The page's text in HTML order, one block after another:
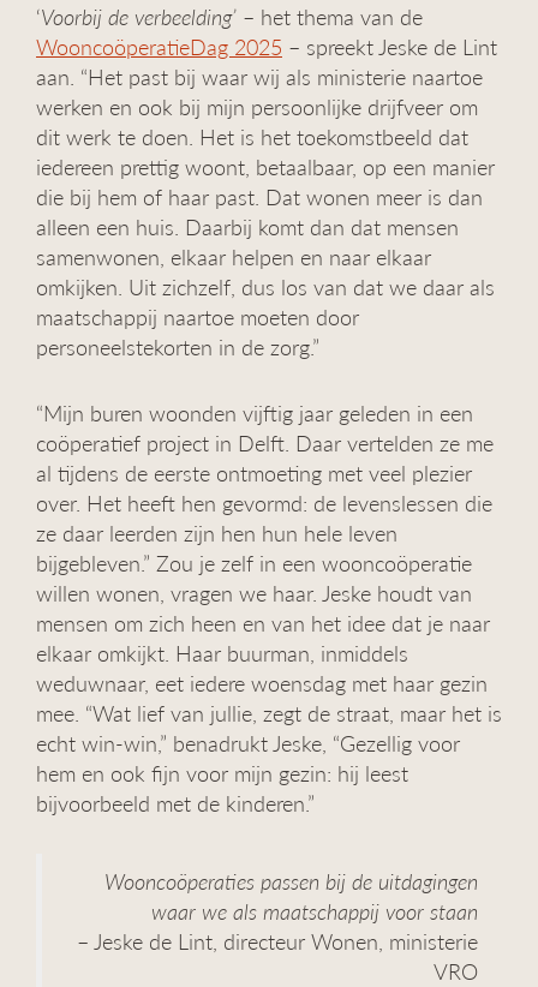
‘Voorbij de verbeelding’ – het thema van de
WooncoöperatieDag 2025 – spreekt Jeske de Lint
aan. “Het past bij waar wij als ministerie naartoe
werken en ook bij mijn persoonlijke drijfveer om
dit werk te doen. Het is het toekomstbeeld dat
iedereen prettig woont, betaalbaar, op een manier
die bij hem of haar past. Dat wonen meer is dan
alleen een huis. Daarbij komt dan dat mensen
samenwonen, elkaar helpen en naar elkaar
omkijken. Uit zichzelf, dus los van dat we daar als
maatschappij naartoe moeten door
personeelstekorten in de zorg.”
“Mijn buren woonden vijftig jaar geleden in een
coöperatief project in Delft. Daar vertelden ze me
al tijdens de eerste ontmoeting met veel plezier
over. Het heeft hen gevormd: de levenslessen die
ze daar leerden zijn hen hun hele leven
bijgebleven.” Zou je zelf in een wooncoöperatie
willen wonen, vragen we haar. Jeske houdt van
mensen om zich heen en van het idee dat je naar
elkaar omkijkt. Haar buurman, inmiddels
weduwnaar, eet iedere woensdag met haar gezin
mee. “Wat lief van jullie, zegt de straat, maar het is
echt win-win,” benadrukt Jeske, “Gezellig voor
hem en ook fijn voor mijn gezin: hij leest
bijvoorbeeld met de kinderen.”
Wooncoöperaties passen bij de uitdagingen
waar we als maatschappij voor staan
– Jeske de Lint, directeur Wonen, ministerie
VRO